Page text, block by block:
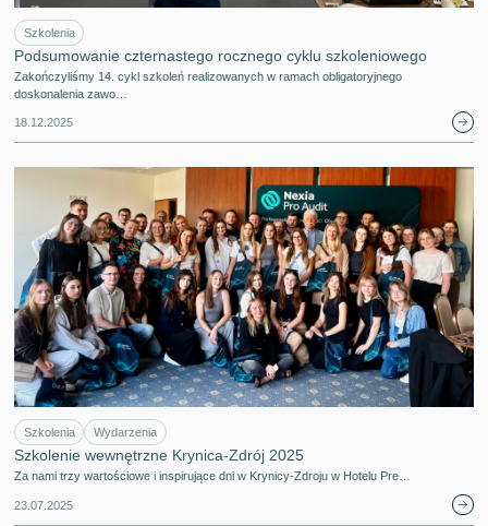
Szkolenia
Podsumowanie czternastego rocznego cyklu szkoleniowego
Zakończyliśmy 14. cykl szkoleń realizowanych w ramach obligatoryjnego
doskonalenia zawo…
18.12.2025
Szkolenia Wydarzenia
Szkolenie wewnętrzne Krynica-Zdrój 2025
Za nami trzy wartościowe i inspirujące dni w Krynicy-Zdroju w Hotelu Pre…
23.07.2025